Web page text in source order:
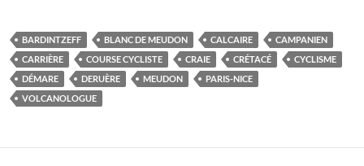
BARDINTZEFF BLANC DE MEUDON CALCAIRE
CAMPANIEN
CARRIÈRE
COURSE CYCLISTE CRAIE CRÉTACÉ
CYCLISME
DÉMARE
DERUÈRE MEUDON
PARIS-NICE
VOLCANOLOGUE